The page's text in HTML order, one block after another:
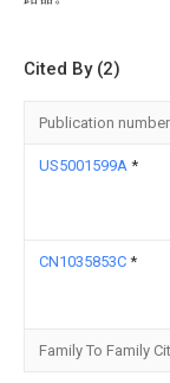
Cited By (2)
Publication number
US5001599A *
CN1035853C *
Family To Family